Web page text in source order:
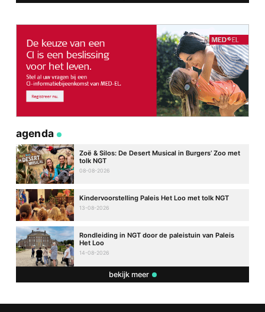
agenda
Zoë & Silos: De Desert Musical in Burgers’ Zoo met
tolk NGT
08-08-2026
Kindervoorstelling Paleis Het Loo met tolk NGT
13-08-2026
Rondleiding in NGT door de paleistuin van Paleis
Het Loo
14-08-2026
bekijk meer